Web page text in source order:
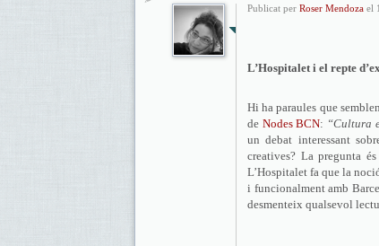
Publicat per Roser Mendoza el
L’Hospitalet i el repte
Hi ha paraules que
de Nodes BCN: “Cultura
un debat interessant
creatives? La pregunta
L’Hospitalet fa que la
i funcionalment amb
desmenteix qualsevol